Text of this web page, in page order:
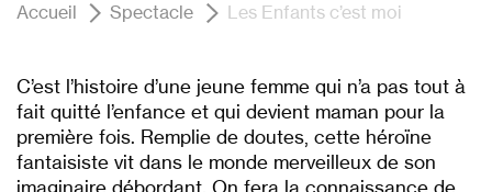
Accueil Spectacle Les Enfants c’est moi
C’est l’histoire d’une jeune femme qui n’a pas tout à
fait quitté l’enfance et qui devient maman pour la
première fois. Remplie de doutes, cette héroïne
fantaisiste vit dans le monde merveilleux de son